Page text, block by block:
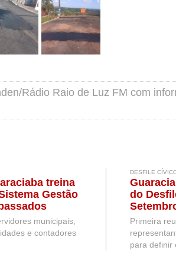
Rádio Raio de Luz FM com
treina
Gestão
municipais,
e contadores
DESFILE
do
Primeira
para definir